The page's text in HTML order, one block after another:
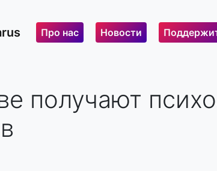
Про нас Новости
получают